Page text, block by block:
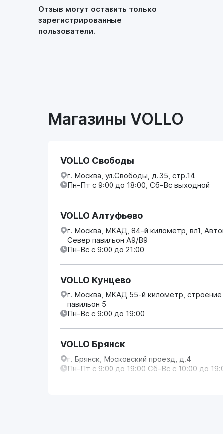
Отзыв могут оставить только
зарегистрированные
пользователи.
Магазины VOLLO
VOLLO Свободы
г. Москва, ул.Свободы, д.35, стр.14
Пн-Пт с 9:00 до 18:00, Сб-Вс выходной
VOLLO Алтуфьево
г. Москва, МКАД, 84-й километр, вл1,
Север павильон А9/В9
Пн-Вс с 9:00 до 21:00
VOLLO Кунцево
г. Москва, МКАД 55-й километр, строение
павильон 5
Пн-Вс с 9:00 до 19:00
VOLLO Брянск
г. Брянск, Московский проезд, д.4
Пн-Пт с 9:00 до 19:00 Сб-Вс с 10:00 до